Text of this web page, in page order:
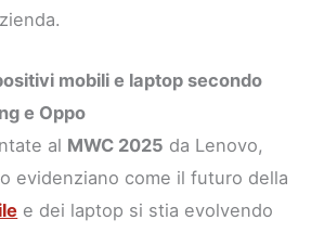
mobili e laptop secondo
e Oppo
al MWC 2025 da Lenovo,
evidenziano come il futuro della
e dei laptop si stia evolvendo